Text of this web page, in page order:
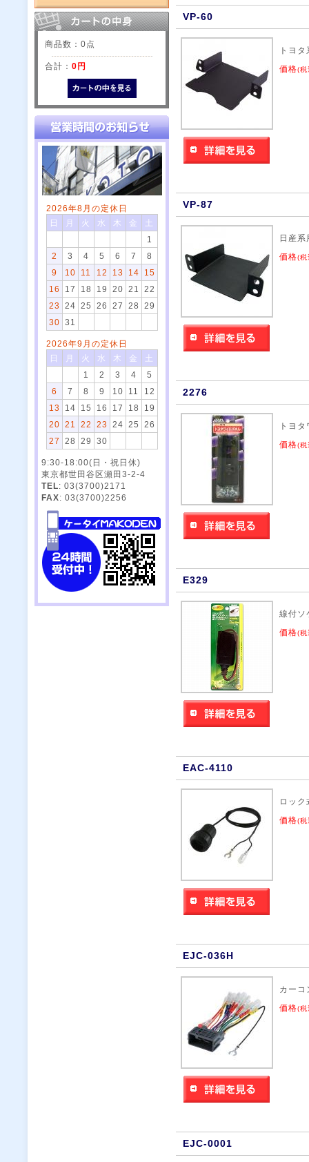
商品数：0点
合計： 0円
2026年8月の定休日
日
月 火 水 木 金
土
1
2
3 4 5 6 7
8
9
10 11 12 13 14
15
16
17 18 19 20 21
22
23
24 25 26 27 28
29
30
31
2026年9月の定休日
日
月 火 水 木 金
土
1
2 3 4
5
6
7 8 9 10 11
12
13
14 15 16 17 18
19
20
21 22 23 24 25
26
27
28 29 30
9:30-18:00(日・祝日休)
東京都世田谷区瀬田3-2-4
TEL: 03(3700)2171
FAX: 03(3700)2256
VP-60
トヨ
価格(税
VP-87
日産
価格(税
2276
トヨ
価格(税
E329
線付ソ
価格(税
EAC-4110
ロッ
価格(税
EJC-036H
カーコ
価格(税
EJC-0001